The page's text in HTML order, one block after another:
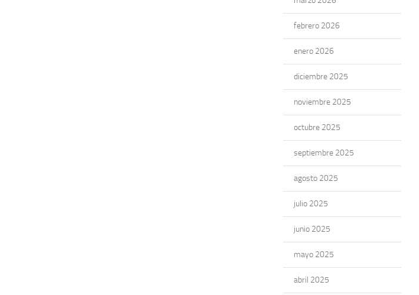
febrero 2026
enero 2026
diciembre 2025
noviembre 2025
octubre 2025
septiembre 2025
agosto 2025
julio 2025
junio 2025
mayo 2025
abril 2025